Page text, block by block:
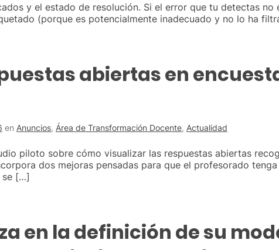
y el estado de resolución. Si el error que tu detectas no
(porque es potencialmente inadecuado y no lo ha
abiertas en
en Anuncios, Área de Transformación Docente, Actualidad
piloto sobre cómo visualizar las respuestas abiertas
dos mejoras pensadas para que el profesorado
se […]
en la definición de su